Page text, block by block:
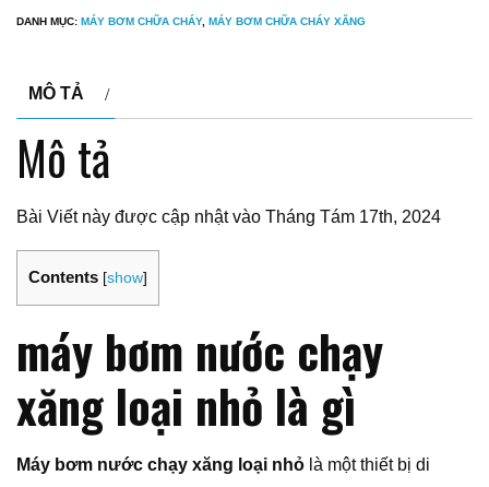
DANH MỤC: MÁY BƠM CHỮA CHÁY, MÁY BƠM CHỮA CHÁY XĂNG
MÔ TẢ
Mô tả
Bài Viết này được cập nhật vào Tháng Tám 17th, 2024
Contents [show]
máy bơm nước chạy
xăng loại nhỏ là gì
Máy bơm nước chạy xăng loại nhỏ là một thiết bị di